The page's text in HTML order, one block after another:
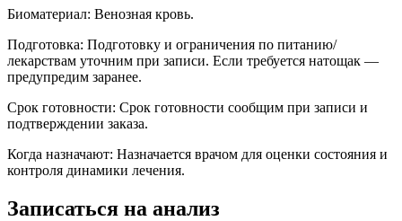
Биоматериал: Венозная кровь.
Подготовка: Подготовку и ограничения по питанию/
лекарствам уточним при записи. Если требуется натощак —
предупредим заранее.
Срок готовности: Срок готовности сообщим при записи и
подтверждении заказа.
Когда назначают: Назначается врачом для оценки состояния и
контроля динамики лечения.
Записаться на анализ